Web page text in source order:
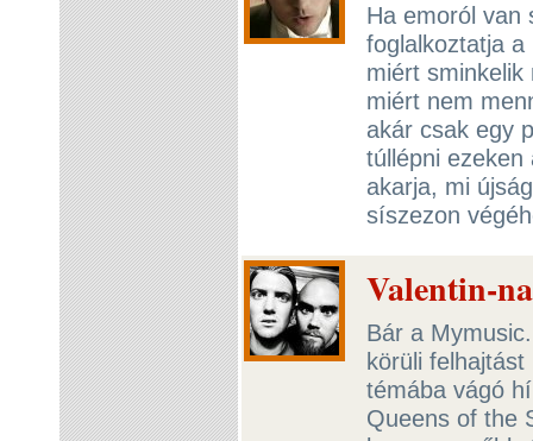
Ha emoról van
foglalkoztatja
miért
miért nem
akár csak egy
túllépni
akarja, mi
síszezon
Valentin-
Bár a
körüli
témába vágó
Queens of the